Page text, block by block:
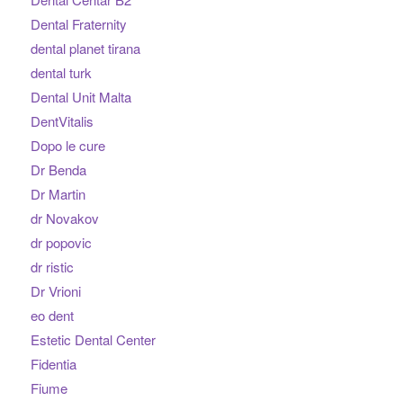
Dental Fraternity
dental planet tirana
dental turk
Dental Unit Malta
DentVitalis
Dopo le cure
Dr Benda
Dr Martin
dr Novakov
dr popovic
dr ristic
Dr Vrioni
eo dent
Estetic Dental Center
Fidentia
Fiume